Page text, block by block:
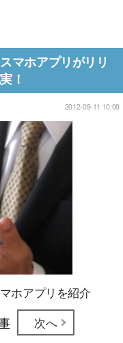
マホアプリがリリ
！
2012-09-11 10:00
ホアプリを紹介
次へ